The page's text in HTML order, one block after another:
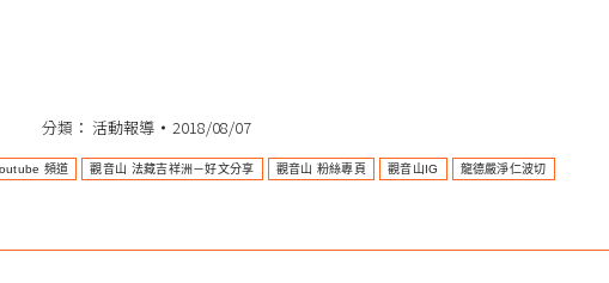
分類： 活動報導
2018/08/07
頻道 觀音山 法藏吉祥洲－好文分享 觀音山 粉絲專頁 觀音山IG 龍德嚴淨仁波切